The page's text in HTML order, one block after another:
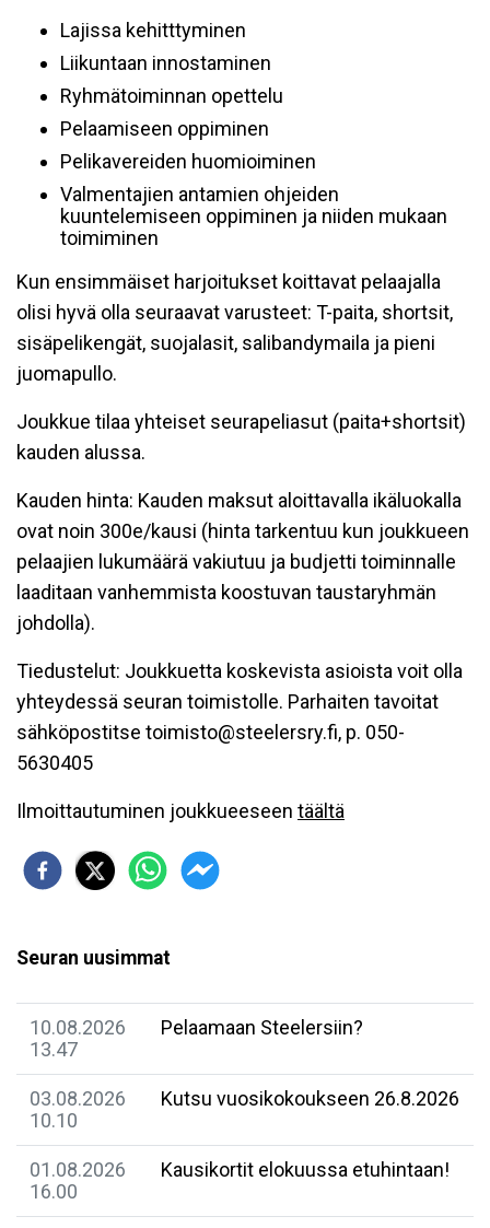
Lajissa kehitttyminen
Liikuntaan innostaminen
Ryhmätoiminnan opettelu
Pelaamiseen oppiminen
Pelikavereiden huomioiminen
Valmentajien antamien ohjeiden
kuuntelemiseen oppiminen ja niiden mukaan
toimiminen
Kun ensimmäiset harjoitukset koittavat pelaajalla
olisi hyvä olla seuraavat varusteet: T-paita, shortsit,
sisäpelikengät, suojalasit, salibandymaila ja pieni
juomapullo.
Joukkue tilaa yhteiset seurapeliasut (paita+shortsit)
kauden alussa.
Kauden hinta: Kauden maksut aloittavalla ikäluokalla
ovat noin 300e/kausi (hinta tarkentuu kun joukkueen
pelaajien lukumäärä vakiutuu ja budjetti toiminnalle
laaditaan vanhemmista koostuvan taustaryhmän
johdolla).
Tiedustelut: Joukkuetta koskevista asioista voit olla
yhteydessä seuran toimistolle. Parhaiten tavoitat
sähköpostitse toimisto@steelersry.fi, p. 050-
5630405
Ilmoittautuminen joukkueeseen täältä
Seuran uusimmat
10.08.2026
13.47
Pelaamaan Steelersiin?
03.08.2026
10.10
Kutsu vuosikokoukseen 26.8.2026
01.08.2026
16.00
Kausikortit elokuussa etuhintaan!